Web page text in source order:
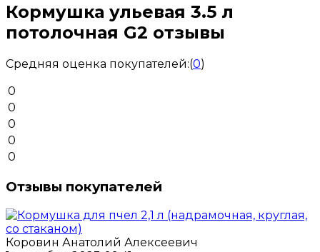
Кормушка ульевая 3.5 л
потолочная G2 отзывы
Средняя оценка покупателей:(0)
0
0
0
0
0
Отзывы покупателей
Коровин Анатолий Алексеевич